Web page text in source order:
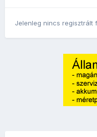
Jelenleg nincs regisztrált